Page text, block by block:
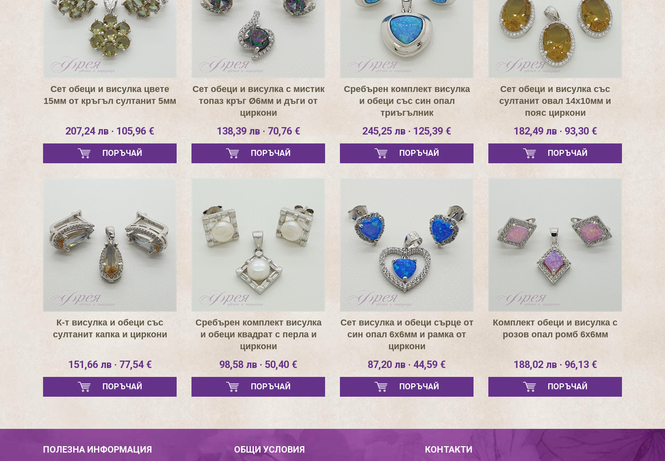
Сет обеци и висулка цвете
15мм от кръгъл султанит 5мм
207,24 лв · 105,96 €
ПОРЪЧАЙ
Сет обеци и висулка с мистик
топаз кръг Ø6мм и дъги от
циркони
138,39 лв · 70,76 €
ПОРЪЧАЙ
Сребърен комплект висулка
и обеци със син опал
триъгълник
245,25 лв · 125,39 €
ПОРЪЧАЙ
Сет обеци и висулка със
султанит овал 14х10мм и
пояс циркони
182,49 лв · 93,30 €
ПОРЪЧАЙ
К-т висулка и обеци със
султанит капка и циркони
151,66 лв · 77,54 €
ПОРЪЧАЙ
Сребърен комплект висулка
и обеци квадрат с перла и
циркони
98,58 лв · 50,40 €
ПОРЪЧАЙ
Сет висулка и обеци сърце от
син опал 6х6мм и рамка от
циркони
87,20 лв · 44,59 €
ПОРЪЧАЙ
Комплект обеци и висулка с
розов опал ромб 6х6мм
188,02 лв · 96,13 €
ПОРЪЧАЙ
ПОЛЕЗНА ИНФОРМАЦИЯ ОБЩИ УСЛОВИЯ КОНТАКТИ